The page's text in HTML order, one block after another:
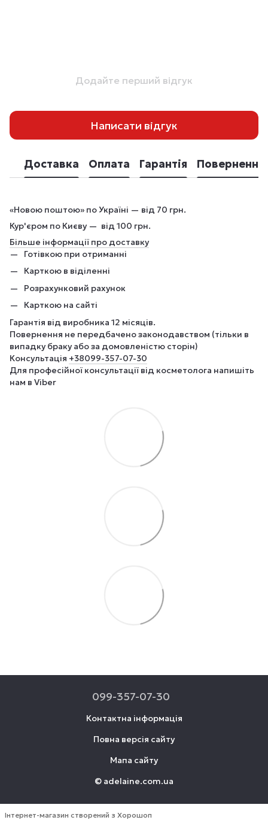
Додайте перший відгук
Написати відгук
Доставка Оплата Гарантія Повернення
«Новою поштою» по Україні — від 70 грн.
Кур'єром по Києву — від 100 грн.
Більше інформації про доставку
Готівкою при отриманні
Карткою в віділенні
Розрахунковий рахунок
Карткою на сайті
Гарантія від виробника 12 місяців.
Повернення не передбачено законодавством (тільки в
випадку браку або за домовленістю сторін)
Консультація +38099-357-07-30
Для професійної консультації від косметолога напишіть
нам в Viber
099-357-07-30
Контактна інформація
Повна версія сайту
Мапа сайту
© adelaine.com.ua
Інтернет-магазин створений з Хорошоп